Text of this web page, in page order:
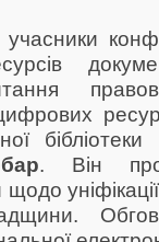
. Він